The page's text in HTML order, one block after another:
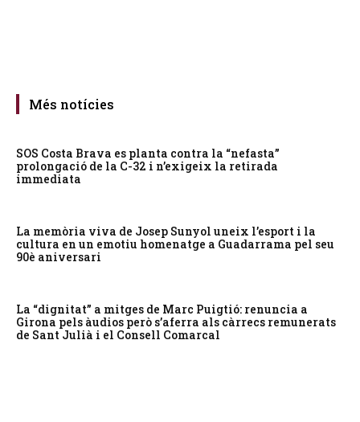
Més notícies
SOS Costa Brava es planta contra la “nefasta”
prolongació de la C-32 i n’exigeix la retirada
immediata
La memòria viva de Josep Sunyol uneix l’esport i la
cultura en un emotiu homenatge a Guadarrama pel seu
90è aniversari
La “dignitat” a mitges de Marc Puigtió: renuncia a
Girona pels àudios però s’aferra als càrrecs remunerats
de Sant Julià i el Consell Comarcal